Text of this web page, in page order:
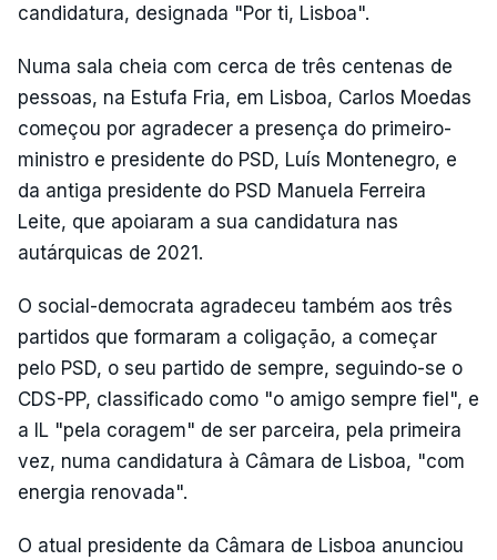
candidatura, designada "Por ti, Lisboa".
Numa sala cheia com cerca de três centenas de
pessoas, na Estufa Fria, em Lisboa, Carlos Moedas
começou por agradecer a presença do primeiro-
ministro e presidente do PSD, Luís Montenegro, e
da antiga presidente do PSD Manuela Ferreira
Leite, que apoiaram a sua candidatura nas
autárquicas de 2021.
O social-democrata agradeceu também aos três
partidos que formaram a coligação, a começar
pelo PSD, o seu partido de sempre, seguindo-se o
CDS-PP, classificado como "o amigo sempre fiel", e
a IL "pela coragem" de ser parceira, pela primeira
vez, numa candidatura à Câmara de Lisboa, "com
energia renovada".
O atual presidente da Câmara de Lisboa anunciou